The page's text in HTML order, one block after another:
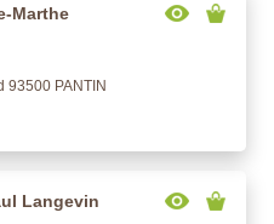
Marthe
93500 PANTIN
Langevin